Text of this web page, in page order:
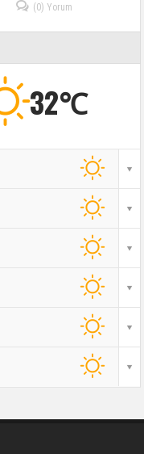
(0) Yorum
32℃